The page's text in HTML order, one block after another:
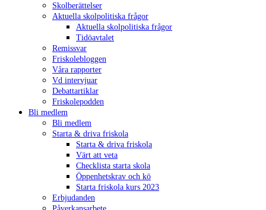
Skolberättelser
Aktuella skolpolitiska frågor
Aktuella skolpolitiska frågor
Tidöavtalet
Remissvar
Friskolebloggen
Våra rapporter
Vd intervjuar
Debattartiklar
Friskolepodden
Bli medlem
Bli medlem
Starta & driva friskola
Starta & driva friskola
Värt att veta
Checklista starta skola
Öppenhetskrav och kö
Starta friskola kurs 2023
Erbjudanden